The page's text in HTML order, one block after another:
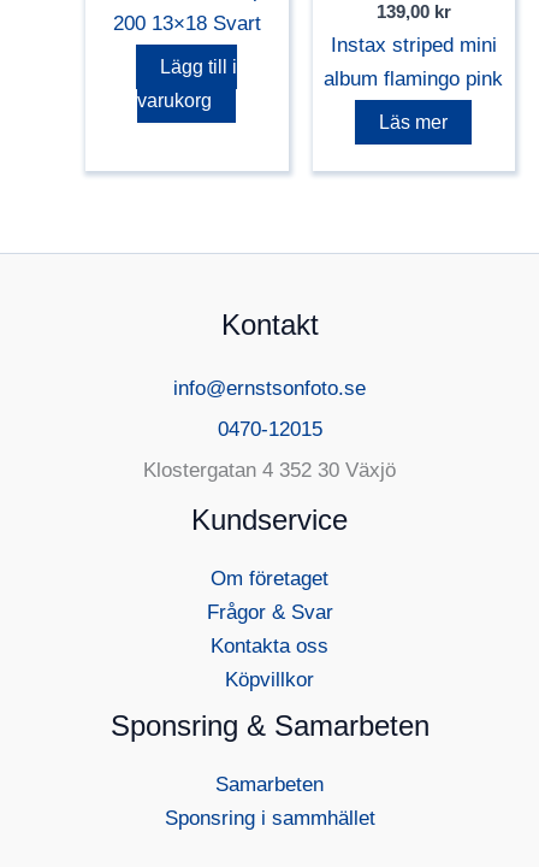
200 13×18 Svart
Lägg till i
varukorg
139,00 kr
Instax striped mini
album flamingo pink
Läs mer
Kontakt
info@ernstsonfoto.se
0470-12015
Klostergatan 4 352 30 Växjö
Kundservice
Om företaget
Frågor & Svar
Kontakta oss
Köpvillkor
Sponsring & Samarbeten
Samarbeten
Sponsring i sammhället